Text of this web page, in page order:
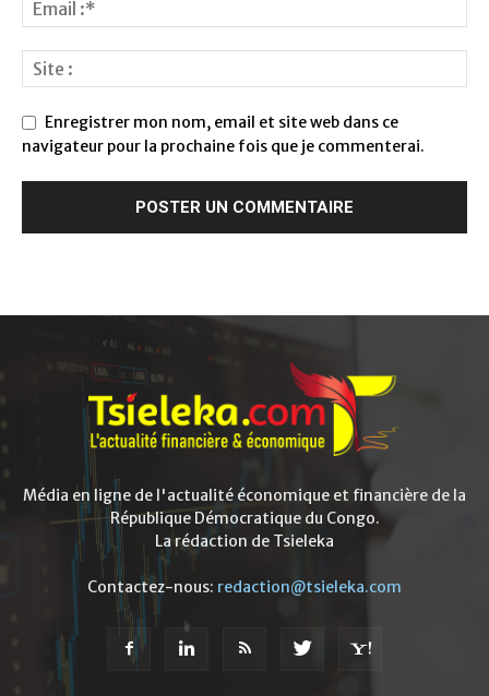
Enregistrer mon nom, email et site web dans ce
navigateur pour la prochaine fois que je commenterai.
Média en ligne de l'actualité économique et financière de la
République Démocratique du Congo.
La rédaction de Tsieleka
Contactez-nous: redaction@tsieleka.com